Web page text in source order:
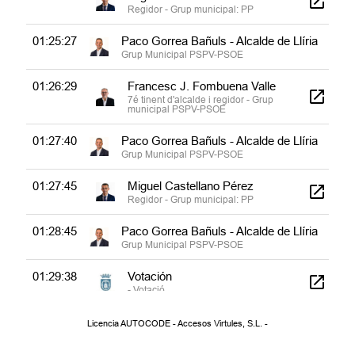
Regidor - Grup municipal: PP
01:25:27 Paco Gorrea Bañuls - Alcalde de Llíria
Grup Municipal PSPV-PSOE
01:26:29 Francesc J. Fombuena Valle
7é tinent d'alcalde i regidor - Grup
municipal PSPV-PSOE
01:27:40 Paco Gorrea Bañuls - Alcalde de Llíria
Grup Municipal PSPV-PSOE
01:27:45 Miguel Castellano Pérez
Regidor - Grup municipal: PP
01:28:45 Paco Gorrea Bañuls - Alcalde de Llíria
Grup Municipal PSPV-PSOE
01:29:38 Votación
- Votació
Licencia AUTOCODE - Accesos Virtules, S.L. -